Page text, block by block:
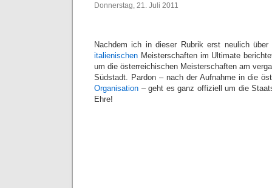
Donnerstag, 21. Juli 2011
Nachdem ich in dieser Rubrik erst neulich
italienischen Meisterschaften im Ultimate
um die österreichischen Meisterschaften am
Südstadt. Pardon – nach der Aufnahme in die
Organisation – geht es ganz offiziell um die
Ehre!